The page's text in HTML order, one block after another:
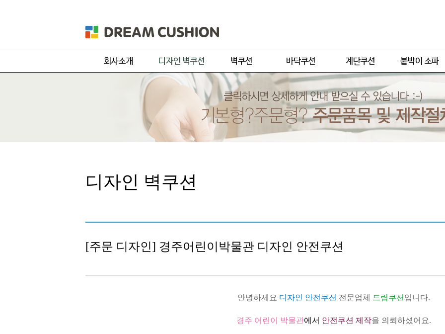
주문 디자인
주문형
기본형
기본형
주문형
기본형
디자인 벽쿠션
[주문 디자인] 경주어린이박물관 디자인 안전쿠션
안녕하세요 디자인 안전쿠션 전문업체 드림쿠션 입니다.
경주 어린이 박물관에서 안전쿠션 제작을 의뢰하셨어요.